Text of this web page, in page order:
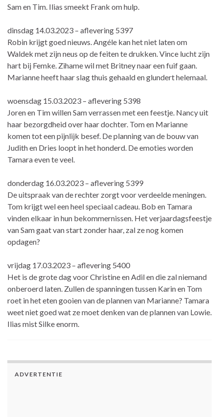
Sam en Tim. Ilias smeekt Frank om hulp.
dinsdag 14.03.2023 – aflevering 5397
Robin krijgt goed nieuws. Angéle kan het niet laten om
Waldek met zijn neus op de feiten te drukken. Vince lucht zijn
hart bij Femke. Zihame wil met Britney naar een fuif gaan.
Marianne heeft haar slag thuis gehaald en glundert helemaal.
woensdag 15.03.2023 – aflevering 5398
Joren en Tim willen Sam verrassen met een feestje. Nancy uit
haar bezorgdheid over haar dochter. Tom en Marianne
komen tot een pijnlijk besef. De planning van de bouw van
Judith en Dries loopt in het honderd. De emoties worden
Tamara even te veel.
donderdag 16.03.2023 – aflevering 5399
De uitspraak van de rechter zorgt voor verdeelde meningen.
Tom krijgt wel een heel speciaal cadeau. Bob en Tamara
vinden elkaar in hun bekommernissen. Het verjaardagsfeestje
van Sam gaat van start zonder haar, zal ze nog komen
opdagen?
vrijdag 17.03.2023 – aflevering 5400
Het is de grote dag voor Christine en Adil en die zal niemand
onberoerd laten. Zullen de spanningen tussen Karin en Tom
roet in het eten gooien van de plannen van Marianne? Tamara
weet niet goed wat ze moet denken van de plannen van Lowie.
Ilias mist Silke enorm.
ADVERTENTIE